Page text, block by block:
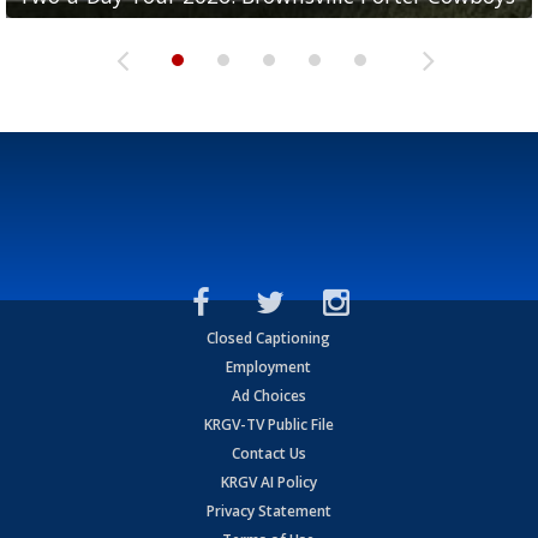
Closed Captioning
Employment
Ad Choices
KRGV-TV Public File
Contact Us
KRGV AI Policy
Privacy Statement